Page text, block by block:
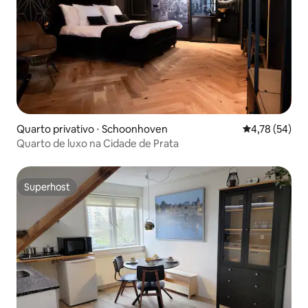
Quarto privativo ⋅ Schoonhoven 4,78 de uma
4,78 (54)
Quarto de luxo na Cidade de Prata
Superhost
Superhost